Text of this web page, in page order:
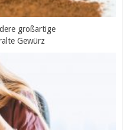
großartige
Gewürz